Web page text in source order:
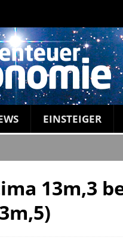
EINSTEIGER
13m,3